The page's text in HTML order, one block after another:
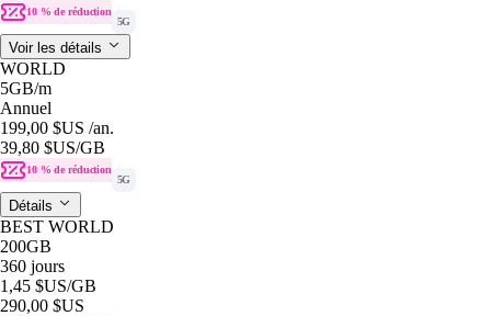
10 % de réduction
5G
Voir les détails
WORLD
5GB/m
Annuel
199,00 $US /an.
39,80 $US/GB
10 % de réduction
5G
Détails
BEST WORLD
200GB
360 jours
1,45 $US/GB
290,00 $US